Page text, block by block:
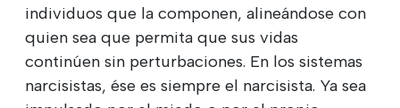
individuos que la componen, alineándose con
quien sea que permita que sus vidas
continúen sin perturbaciones. En los sistemas
narcisistas, ése es siempre el narcisista. Ya sea